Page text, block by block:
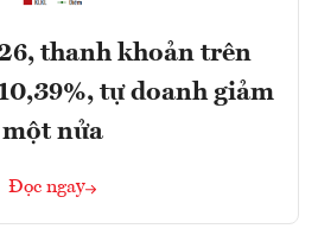
thanh khoản trên
tự doanh giảm
một nửa
Đọc ngay